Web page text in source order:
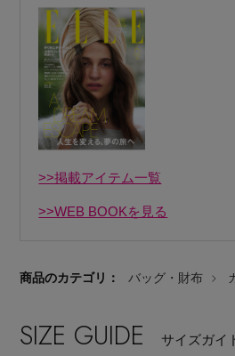
Stay in
ELLE SHOP 公式
>>掲載アイテム一覧
>>WEB BOOKを見る
商品のカテゴリ： バッグ・財布
SIZE GUIDE サイズガイ